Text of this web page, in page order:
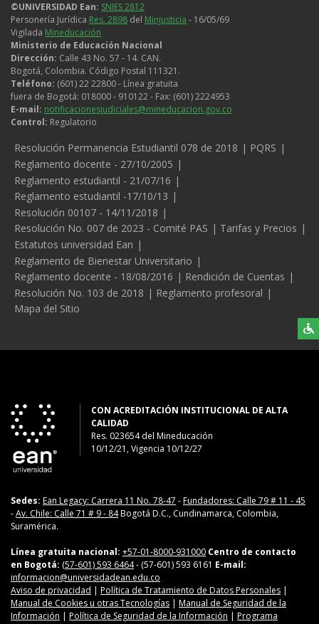
©UNIVERSIDAD Ean: SNIES 2812
Personería Jurídica Res. 2898 del Minjusticia - 16/05/69
Vigilada Mineducación
Ministerio de Educación Nacional
Dirección: Calle 43 No. 57 - 14. CAN.
Bogotá, Colombia. Código Postal 111321.
Teléfono: (601) 22 22800 - Línea gratuita
fuera de Bogotá: 018000 - 910122 - Fax: (601) 2224953
E-mail: notificacionesjudiciales@mineducacion.gov.co
Control: Regulatorio
Legales
Resolución Permanencia Estudiantil 078 de 2018
PQRS
Reglamento docente - 27/10/2005
Reglamento estudiantil - 21/07/16
Reglamento estudiantil -17/10/13
Resolución 00107 - 14/11/2018
Resolución No. 007 de 2023 - Comité PAS
Tarifas y Precios
Estatutos universidad Ean
Reglamento de Bienestar Universitario
Reglamento docente - 18/08/2016
Rendición de Cuentas
Resolución No. 103 de 2018
Reglamento profesoral
Mapa del Sitio
CON ACREDITACIÓN INSTITUCIONAL DE ALTA
CALIDAD
Res. 023654del Mineducación
10/12/21, Vigencia 10/12/27
Sedes: Ean Legacy: Carrera 11 No. 78-47 -Fundadores: Calle 79 # 11 - 45
-Av. Chile: Calle 71 # 9 - 84Bogotá D.C., Cundinamarca, Colombia,
Suramérica.
Línea gratuita nacional: +57-01-8000-931000 Centro de contacto
en Bogotá: (57-601) 593 6464- (57-601) 593 6161 E-mail:
informacion@universidadean.edu.co
Aviso de privacidad | Política de Tratamiento de Datos Personales |
Manual de Cookies u otras Tecnologías | Manual de Seguridad de la
Información | Política de Seguridad de la Información | Programa